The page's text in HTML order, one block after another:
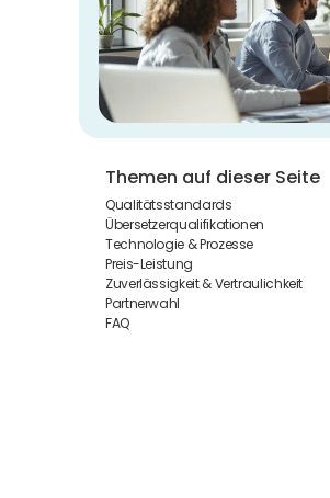
Themen auf dieser Seite
Qualitätsstandards
Übersetzerqualifikationen
Technologie & Prozesse
Preis-Leistung
Zuverlässigkeit & Vertraulichkeit
Partnerwahl
FAQ